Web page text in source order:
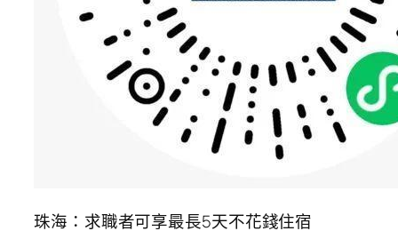
珠海：求職者可享最長5天不花錢住宿